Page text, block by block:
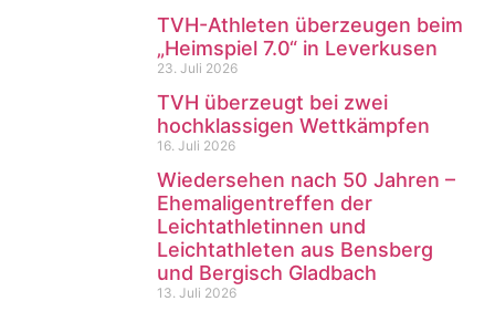
TVH-Athleten überzeugen beim
„Heimspiel 7.0“ in Leverkusen
23. Juli 2026
TVH überzeugt bei zwei
hochklassigen Wettkämpfen
16. Juli 2026
Wiedersehen nach 50 Jahren –
Ehemaligentreffen der
Leichtathletinnen und
Leichtathleten aus Bensberg
und Bergisch Gladbach
13. Juli 2026